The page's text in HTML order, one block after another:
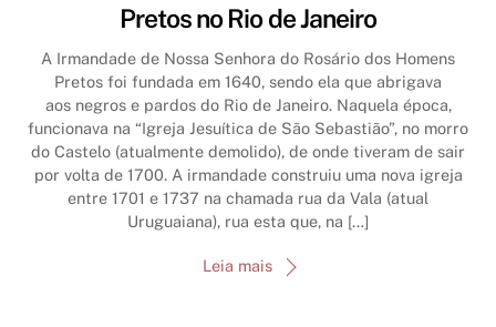
Pretos no Rio de Janeiro
A Irmandade de Nossa Senhora do Rosário dos Homens
Pretos foi fundada em 1640, sendo ela que abrigava
aos negros e pardos do Rio de Janeiro. Naquela época,
funcionava na “Igreja Jesuítica de São Sebastião”, no morro
do Castelo (atualmente demolido), de onde tiveram de sair
por volta de 1700. A irmandade construiu uma nova igreja
entre 1701 e 1737 na chamada rua da Vala (atual
Uruguaiana), rua esta que, na […]
Leia mais